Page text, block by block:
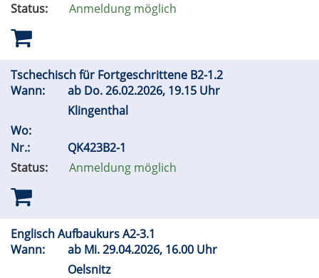
Status:
Anmeldung möglich
Tschechisch für Fortgeschrittene B2-1.2
Wann:
ab Do.26.02.2026, 19.15 Uhr
Klingenthal
Wo:
Nr.:
QK423B2-1
Status:
Anmeldung möglich
Englisch Aufbaukurs A2-3.1
Wann:
ab Mi.29.04.2026, 16.00 Uhr
Oelsnitz